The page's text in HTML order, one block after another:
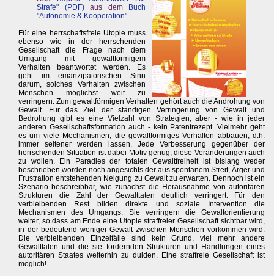
Strafe" (PDF)aus dem
Buch
"Autonomie & Kooperation"
Für eine herrschaftsfreie Utopie muss
ebenso wie in der herrschenden
Gesellschaft die Frage nach dem
Umgang mit gewaltförmigem
Verhalten beantwortet werden. Es
geht im emanzipatorischen Sinn
darum, solches Verhalten zwischen
Menschen möglichst weit zu
verringern. Zum gewaltförmigen Verhalten gehört auch die Androhung von
Gewalt. Für das Ziel der ständigen Verringerung von Gewalt und
Bedrohung gibt es eine Vielzahl von Strategien, aber - wie in jeder
anderen Gesellschaftsformation auch - kein Patentrezept. Vielmehr geht
es um viele Mechanismen, die gewaltförmiges Verhalten abbauen, d.h.
immer seltener werden lassen. Jede Verbesserung gegenüber der
herrschenden Situation ist dabei Motiv genug, diese Veränderungen auch
zu wollen. Ein Paradies der totalen Gewaltfreiheit ist bislang weder
beschrieben worden noch angesichts der aus spontanem Streit, Ärger und
Frustration entstehenden Neigung zu Gewalt zu erwarten. Dennoch ist ein
Szenario beschreibbar, wie zunächst die Herausnahme von autoritären
Strukturen die Zahl der Gewalttaten deutlich verringert. Für den
verbleibenden Rest bilden direkte und soziale Intervention die
Mechanismen des Umgangs. Sie verringern die Gewaltorientierung
weiter, so dass am Ende eine Utopie straffreier Gesellschaft sichtbar wird,
in der bedeutend weniger Gewalt zwischen Menschen vorkommen wird.
Die verbleibenden Einzelfälle sind kein Grund, viel mehr andere
Gewalttaten und die sie fördernden Strukturen und Handlungen eines
autoritären Staates weiterhin zu dulden. Eine straffreie Gesellschaft ist
möglich!